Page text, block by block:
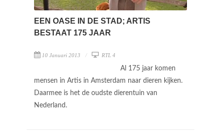
EEN OASE IN DE STAD; ARTIS
BESTAAT 175 JAAR
10 Januari 2013 RTL 4
Al 175 jaar komen
mensen in Artis in Amsterdam naar dieren kijken.
Daarmee is het de oudste dierentuin van
Nederland.